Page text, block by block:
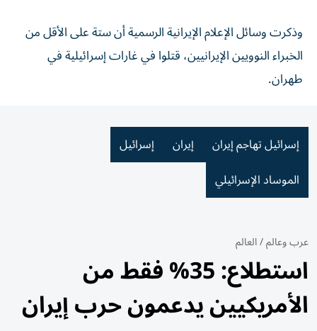
وذكرت وسائل الإعلام الإيرانية الرسمية أن ستة على الأقل من
الخبراء النوويين الإيرانيين، قتلوا في غارات إسرائيلية في
طهران.
إسرائيل تهاجم إيران إيران
إسرائيل
الموساد الإسرائيلي
عرب وعالم/العالم
استطلاع: 35% فقط من
الأمريكيين يدعمون حرب إيران